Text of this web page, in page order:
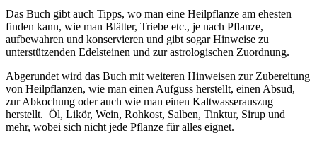
Das Buch gibt auch Tipps, wo man eine Heilpflanze am ehesten
finden kann, wie man Blätter, Triebe etc., je nach Pflanze,
aufbewahren und konservieren und gibt sogar Hinweise zu
unterstützenden Edelsteinen und zur astrologischen Zuordnung.
Abgerundet wird das Buch mit weiteren Hinweisen zur Zubereitung
von Heilpflanzen, wie man einen Aufguss herstellt, einen Absud,
zur Abkochung oder auch wie man einen Kaltwasserauszug
herstellt. Öl, Likör, Wein, Rohkost, Salben, Tinktur, Sirup und
mehr, wobei sich nicht jede Pflanze für alles eignet.